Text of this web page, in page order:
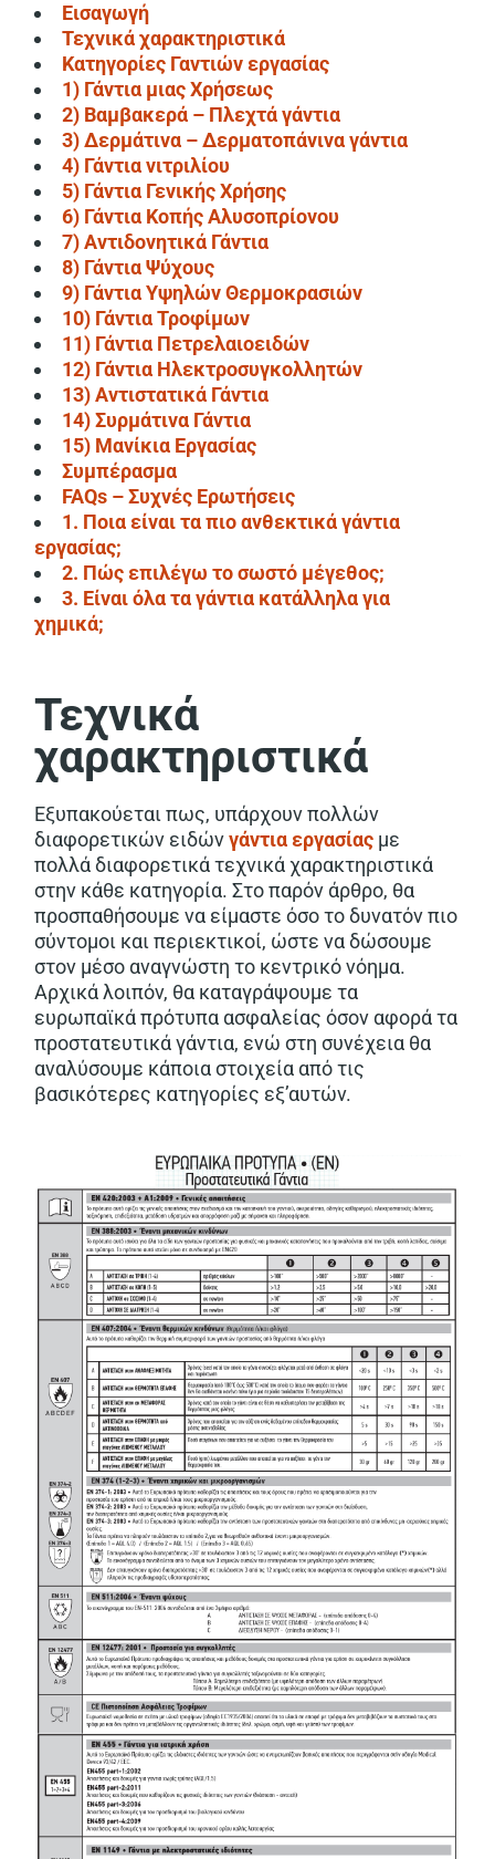
Εισαγωγή
Τεχνικά χαρακτηριστικά
Κατηγορίες Γαντιών εργασίας
1) Γάντια μιας Χρήσεως
2) Βαμβακερά – Πλεχτά γάντια
3) Δερμάτινα – Δερματοπάνινα γάντια
4) Γάντια νιτριλίου
5) Γάντια Γενικής Χρήσης
6) Γάντια Κοπής Αλυσοπρίονου
7) Αντιδονητικά Γάντια
8) Γάντια Ψύχους
9) Γάντια Υψηλών Θερμοκρασιών
10) Γάντια Τροφίμων
11) Γάντια Πετρελαιοειδών
12) Γάντια Ηλεκτροσυγκολλητών
13) Αντιστατικά Γάντια
14) Συρμάτινα Γάντια
15) Μανίκια Εργασίας
Συμπέρασμα
FAQs – Συχνές Ερωτήσεις
1. Ποια είναι τα πιο ανθεκτικά γάντια
εργασίας;
2. Πώς επιλέγω το σωστό μέγεθος;
3. Είναι όλα τα γάντια κατάλληλα για
χημικά;
Τεχνικά
χαρακτηριστικά
Εξυπακούεται πως, υπάρχουν πολλών
διαφορετικών ειδώνγάντια εργασίας με
πολλά διαφορετικά τεχνικά χαρακτηριστικά
στην κάθε κατηγορία. Στο παρόν άρθρο, θα
προσπαθήσουμε να είμαστε όσο το δυνατόν πιο
σύντομοι και περιεκτικοί, ώστε να δώσουμε
στον μέσο αναγνώστη το κεντρικό νόημα.
Αρχικά λοιπόν, θα καταγράψουμε τα
ευρωπαϊκά πρότυπα ασφαλείας όσον αφορά τα
προστατευτικά γάντια, ενώ στη συνέχεια θα
αναλύσουμε κάποια στοιχεία από τις
βασικότερες κατηγορίες εξ’αυτών.